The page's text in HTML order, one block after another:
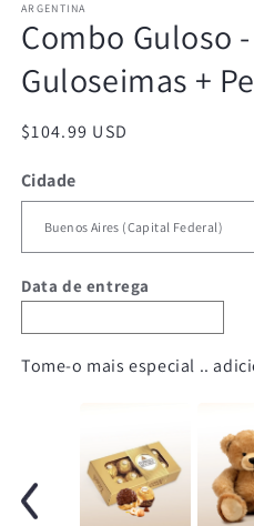
1
na
janela
ARGENTINA
Combo Guloso
Guloseimas +
Preço
$104.99 USD
Cidade
Data de entrega
Tome-o mais especial ..